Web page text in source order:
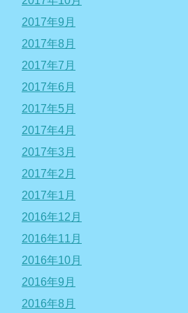
2017年9月
2017年8月
2017年7月
2017年6月
2017年5月
2017年4月
2017年3月
2017年2月
2017年1月
2016年12月
2016年11月
2016年10月
2016年9月
2016年8月